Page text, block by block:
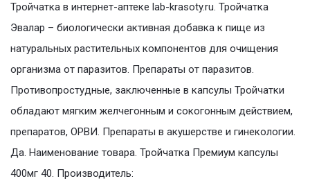
Тройчатка в интернет-аптеке lab-krasoty.ru. Тройчатка
Эвалар – биологически активная добавка к пище из
натуральных растительных компонентов для очищения
организма от паразитов. Препараты от паразитов.
Противопростудные, заключенные в капсулы Тройчатки
обладают мягким желчегонным и сокогонным действием,
препаратов, ОРВИ. Препараты в акушерстве и гинекологии.
Да. Наименование товара. Тройчатка Премиум капсулы
400мг 40. Производитель: